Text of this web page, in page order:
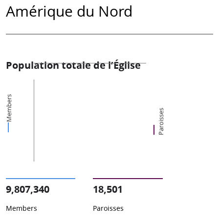
Amérique du Nord
Population totale de l’Église
Members Paroisses
9,807,340
Members
18,501
Paroisses